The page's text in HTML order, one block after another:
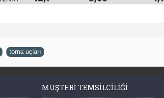
torna uçları
MÜŞTERI TEMSILCILIĞI